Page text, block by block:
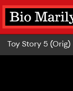
Toy Story 5 (Orig)